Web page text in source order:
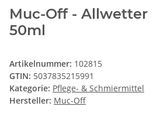
Muc-Off - Allwetter
50ml
Artikelnummer: 102815
GTIN: 5037835215991
Kategorie: Pflege- & Schmiermittel
Hersteller: Muc-Off